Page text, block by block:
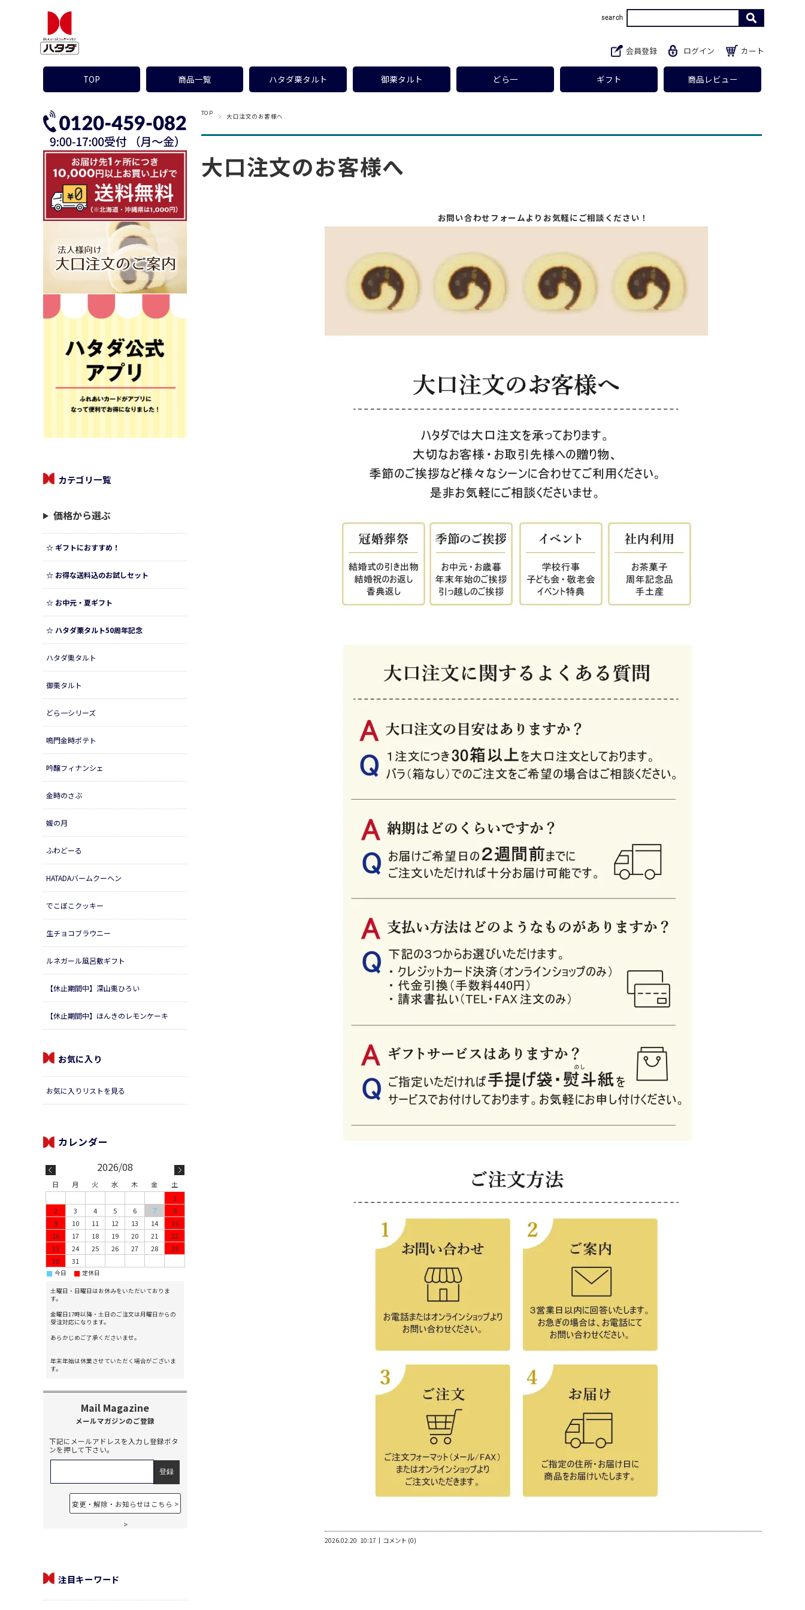
会員登録 ログイン カート
TOP 商品一覧 ハタダ栗タルト 御栗タルト どら一 ギフト 商品レビュー
TOP 大口注文のお客様へ
大口注文のお客様へ
お問い合わせフォームよりお気軽にご相談ください！
2026.02.20 10:17 コメント (0)
カテゴリ一覧
価格から選ぶ
☆ ギフトにおすすめ！
☆ お得な送料込のお試しセット
☆ お中元・夏ギフト
☆ ハタダ栗タルト50周年記念
ハタダ栗タルト
御栗タルト
どら一シリーズ
鳴門金時ポテト
吟醸フィナンシェ
金時のさぶ
媛の月
ふわどーる
HATADAバームクーヘン
でこぼこクッキー
生チョコブラウニー
ルネガール風呂敷ギフト
【休止期間中】深山栗ひろい
【休止期間中】ほんきのレモンケーキ
お気に入り
お気に入りリストを見る
2026/08
日 月 火 水 木 金
土
1
2
3 4 5 6 7
8
9
10 11 12 13 14
15
16
17 18 19 20 21
22
23
24 25 26 27 28
29
30
31
■ 今日 ■ 定休日
土曜日・日曜日はお休みをいただいておりま
す。
金曜日17時以降・土日のご注文は月曜日からの
受注対応になります。
あらかじめご了承くださいませ。
年末年始は休業させていただく場合がございま
す。
下記にメールアドレスを入力し登録ボタ
ンを押して下さい。
変更・解除・お知らせはこちら
注目キーワード